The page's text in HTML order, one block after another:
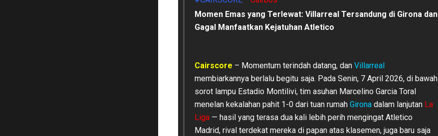
Momen Emas yang Terlewat: Villarreal Tersandung di Girona dan
Gagal Manfaatkan Kejatuhan Atletico
Cairscore – Momentum terindah datang, dan Villarreal
membiarkannya berlalu begitu saja. Pada Senin, 7 April 2026, di bawah
sorot lampu Estadio Montilivi, tim asuhan Marcelino Garcia Toral
menelan kekalahan pahit 1-0 dari tuan rumah Girona dalam lanjutan La
Liga — hasil yang terasa dua kali lebih perih mengingat Atletico
Madrid, rival terdekat mereka di papan atas klasemen, juga baru saja